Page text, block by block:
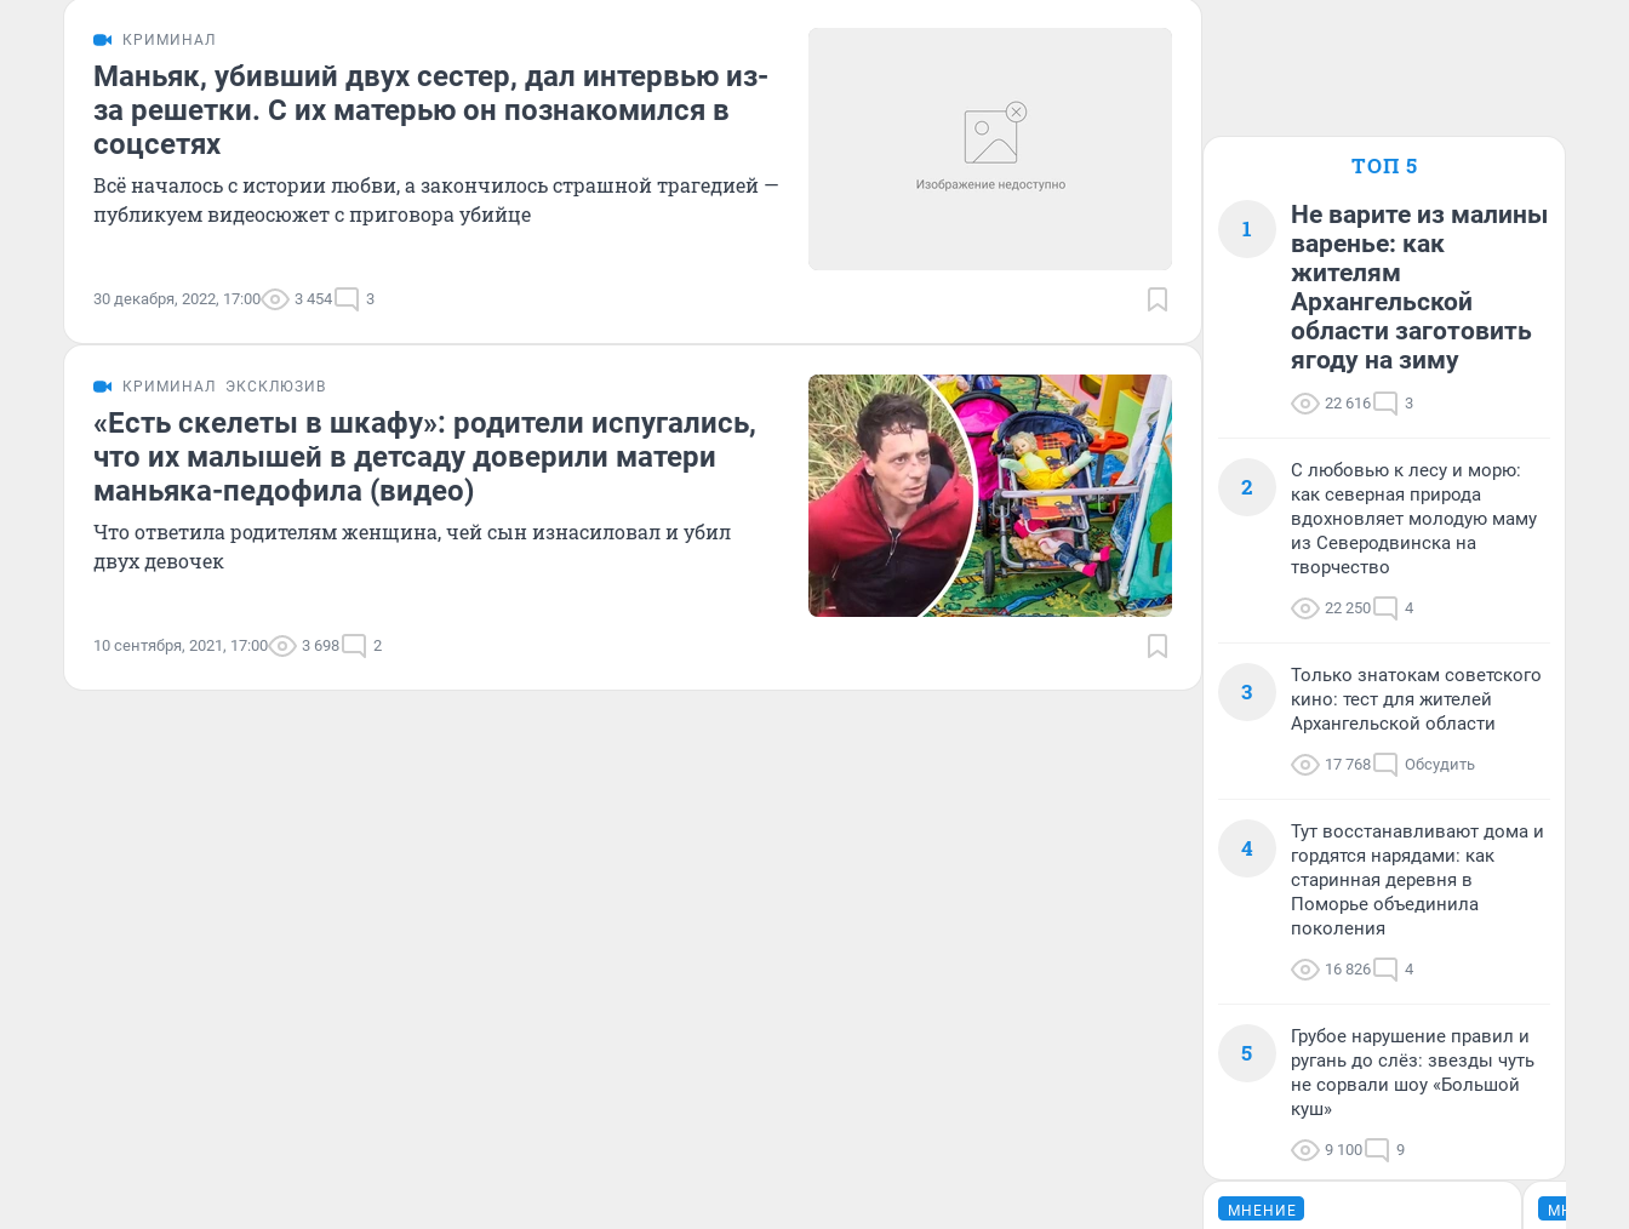
КРИМИНАЛ
Маньяк, убивший двух сестер, дал интервью из-
за решетки. С их матерью он познакомился в
соцсетях
Всё началось с истории любви, а закончилось страшной трагедией —
публикуем видеосюжет с приговора убийце
30 декабря, 2022, 17:00 3 454 3
КРИМИНАЛ ЭКСКЛЮЗИВ
«Есть скелеты в шкафу»: родители испугались,
что их малышей в детсаду доверили матери
маньяка-педофила (видео)
Что ответила родителям женщина, чей сын изнасиловал и убил
двух девочек
10 сентября, 2021, 17:00 3 698 2
ТОП 5
1
Не варите из малины
варенье: как
жителям
Архангельской
области заготовить
ягоду на зиму
22 616 3
2
С любовью к лесу и морю:
как северная природа
вдохновляет молодую маму
из Северодвинска на
творчество
22 250 4
3
Только знатокам советского
кино: тест для жителей
Архангельской области
17 768 Обсудить
4
Тут восстанавливают дома и
гордятся нарядами: как
старинная деревня в
Поморье объединила
поколения
16 826 4
5
Грубое нарушение правил и
ругань до слёз: звезды чуть
не сорвали шоу «Большой
куш»
9 100 9
МНЕНИЕ МНЕНИЕ